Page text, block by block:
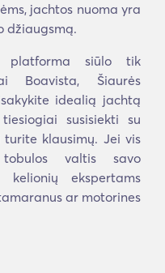
jachtos nuoma yra
džiaugsmą.
platforma siūlo tik
Boavista, Šiaurės
idealią jachtą
susisiekti su
klausimų. Jei vis
valtis savo
kelionių ekspertams
ar motorines